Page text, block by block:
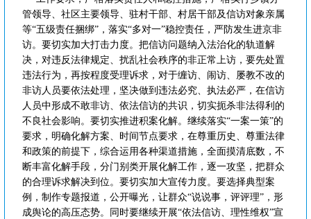
管领导、社区主要领导、驻村干部、村居干部及信访对象亲属
等“五级责任捆绑”，落实“多对一”稳控责任，严防发生进京非
访。要切实加大打击力度。把信访问题纳入法治化的轨道解
决，对违反法律规定、扰乱社会秩序的非正常上访，要先处置
违法行为，再按程度受理诉求，对于缠访、闹访、屡教不改的
非访人员要依法处理，坚决做到违法必究、执法必严，在信访
人员中形成不敢非访、依法信访的共识，切实扼杀非法得利的
不良社会影响。要切实推进积案化解。继续落实“一案一策”的
要求，明确化解方案、时间节点要求，在尊重历史、尊重法律
和政策的前提下，综合运用各种渠道措施，全面摸清底数，不
断丰富化解手段，分门别类开展化解工作，逐一攻坚，把群众
的合理诉求解决到位。要切实加大宣传力度。要选择典型案
例，制作专题报道，公开曝光，让群众“说说事，评评理”，形
成舆论的高压态势。同时要继续开展“依法信访、理性维权”宣